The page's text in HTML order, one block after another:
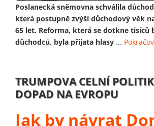
Poslanecká sněmovna schválila
která postupně zvýší důchodový věk
65 let. Reforma, která se dotkne tisíců
důchodců, byla přijata hlasy ...
TRUMPOVA CELNÍ
DOPAD NA EVROPU
Jak by návrat